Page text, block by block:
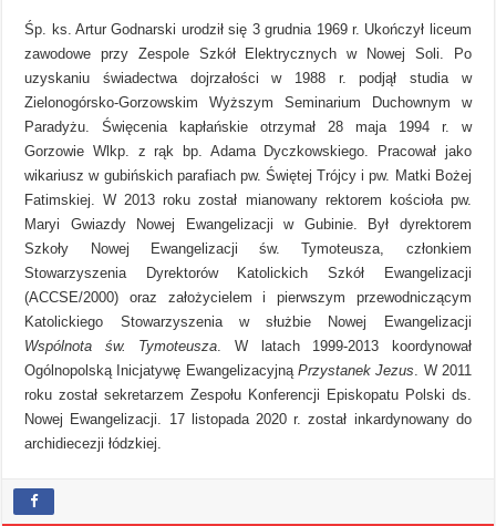
Śp. ks. Artur Godnarski urodził się 3 grudnia 1969 r. Ukończył liceum
zawodowe przy Zespole Szkół Elektrycznych w Nowej Soli. Po
uzyskaniu świadectwa dojrzałości w 1988 r. podjął studia w
Zielonogórsko-Gorzowskim Wyższym Seminarium Duchownym w
Paradyżu. Święcenia kapłańskie otrzymał 28 maja 1994 r. w
Gorzowie Wlkp. z rąk bp. Adama Dyczkowskiego. Pracował jako
wikariusz w gubińskich parafiach pw. Świętej Trójcy i pw. Matki Bożej
Fatimskiej. W 2013 roku został mianowany rektorem kościoła pw.
Maryi Gwiazdy Nowej Ewangelizacji w Gubinie. Był dyrektorem
Szkoły Nowej Ewangelizacji św. Tymoteusza, członkiem
Stowarzyszenia Dyrektorów Katolickich Szkół Ewangelizacji
(ACCSE/2000) oraz założycielem i pierwszym przewodniczącym
Katolickiego Stowarzyszenia w służbie Nowej Ewangelizacji
Wspólnota św. Tymoteusza. W latach 1999-2013 koordynował
Ogólnopolską Inicjatywę Ewangelizacyjną Przystanek Jezus. W 2011
roku został sekretarzem Zespołu Konferencji Episkopatu Polski ds.
Nowej Ewangelizacji. 17 listopada 2020 r. został inkardynowany do
archidiecezji łódzkiej.